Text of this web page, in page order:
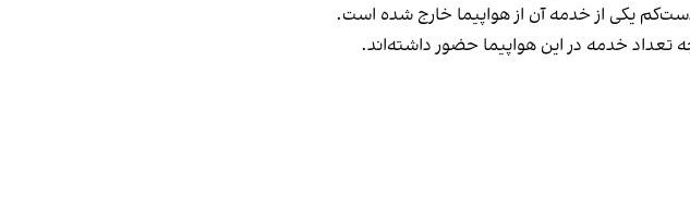
یکی از خدمه آن از هواپیما خارج شده است.
خدمه در این هواپیما حضور داشته‌اند.